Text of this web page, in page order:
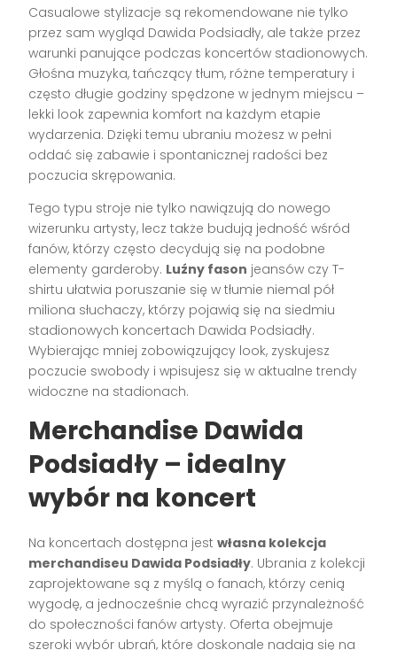
Casualowe stylizacje są rekomendowane nie tylko
przez sam wygląd Dawida Podsiadły, ale także przez
warunki panujące podczas koncertów stadionowych.
Głośna muzyka, tańczący tłum, różne temperatury i
często długie godziny spędzone w jednym miejscu –
lekki look zapewnia komfort na każdym etapie
wydarzenia. Dzięki temu ubraniu możesz w pełni
oddać się zabawie i spontanicznej radości bez
poczucia skrępowania.
Tego typu stroje nie tylko nawiązują do nowego
wizerunku artysty, lecz także budują jedność wśród
fanów, którzy często decydują się na podobne
elementy garderoby. Luźny fason jeansów czy T-
shirtu ułatwia poruszanie się w tłumie niemal pół
miliona słuchaczy, którzy pojawią się na siedmiu
stadionowych koncertach Dawida Podsiadły.
Wybierając mniej zobowiązujący look, zyskujesz
poczucie swobody i wpisujesz się w aktualne trendy
widoczne na stadionach.
Merchandise Dawida
Podsiadły – idealny
wybór na koncert
Na koncertach dostępna jestwłasna kolekcja
merchandiseu Dawida Podsiadły. Ubrania z kolekcji
zaprojektowane są z myślą o fanach, którzy cenią
wygodę, a jednocześnie chcą wyrazić przynależność
do społeczności fanów artysty. Oferta obejmuje
szeroki wybór ubrań, które doskonale nadają się na